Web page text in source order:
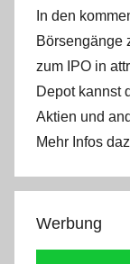
In den
Börsengänge
zum IPO in
Depot kannst
Aktien und
Mehr Infos
Werbung